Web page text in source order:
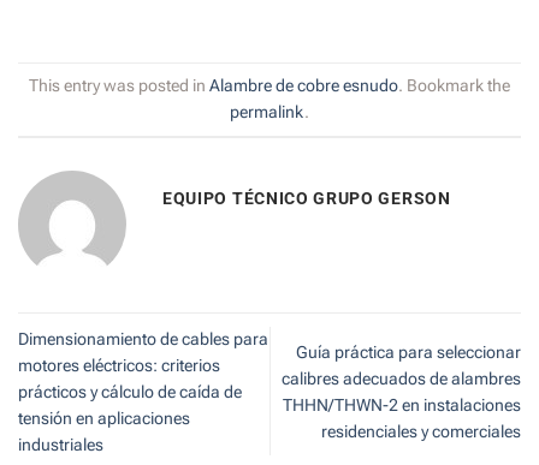
This entry was posted in Alambre de cobre esnudo. Bookmark the
permalink.
EQUIPO TÉCNICO GRUPO GERSON
Dimensionamiento de cables para
motores eléctricos: criterios
prácticos y cálculo de caída de
tensión en aplicaciones
industriales
Guía práctica para seleccionar
calibres adecuados de alambres
THHN/THWN-2 en instalaciones
residenciales y comerciales